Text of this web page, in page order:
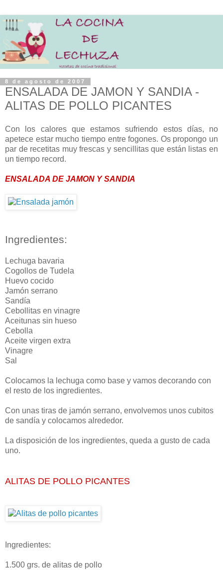
8 de agosto de 2007
ENSALADA DE JAMON Y SANDIA -
ALITAS DE POLLO PICANTES
Con los calores que estamos sufriendo estos días, no
apetece estar mucho tiempo entre fogones. Os propongo un
par de recetitas muy frescas y sencillitas que están listas en
un tiempo record.
ENSALADA DE JAMON Y SANDIA
Ingredientes:
Lechuga bavaria
Cogollos de Tudela
Huevo cocido
Jamón serrano
Sandía
Cebollitas en vinagre
Aceitunas sin hueso
Cebolla
Aceite virgen extra
Vinagre
Sal
Colocamos la lechuga como base y vamos decorando con
el resto de los ingredientes.
Con unas tiras de jamón serrano, envolvemos unos cubitos
de sandía y colocamos alrededor.
La disposición de los ingredientes, queda a gusto de cada
uno.
ALITAS DE POLLO PICANTES
Ingredientes:
1.500 grs. de alitas de pollo